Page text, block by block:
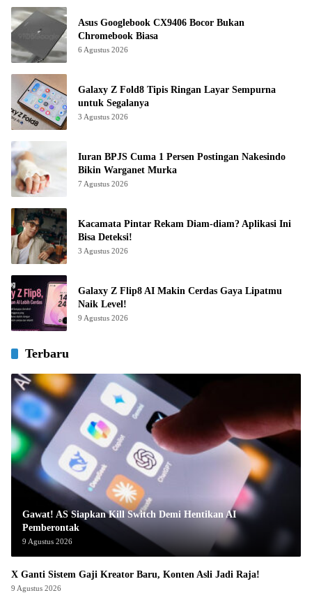
Asus Googlebook CX9406 Bocor Bukan
Chromebook Biasa
6 Agustus 2026
Galaxy Z Fold8 Tipis Ringan Layar Sempurna
untuk Segalanya
3 Agustus 2026
Iuran BPJS Cuma 1 Persen Postingan Nakesindo
Bikin Warganet Murka
7 Agustus 2026
Kacamata Pintar Rekam Diam-diam? Aplikasi Ini
Bisa Deteksi!
3 Agustus 2026
Galaxy Z Flip8 AI Makin Cerdas Gaya Lipatmu
Naik Level!
9 Agustus 2026
Terbaru
Gawat! AS Siapkan Kill Switch Demi Hentikan AI
Pemberontak
9 Agustus 2026
X Ganti Sistem Gaji Kreator Baru, Konten Asli Jadi Raja!
9 Agustus 2026